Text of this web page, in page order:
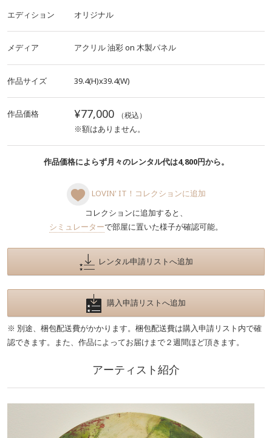
エディション オリジナル
メディア アクリル油彩on 木製パネル
作品サイズ 39.4(H)x39.4(W)
作品価格 ¥77,000 （税込）
※額はありません。
作品価格によらず月々のレンタル代は4,800円から。
LOVIN' IT！コレクションに追加
コレクションに追加すると、
シミュレーターで部屋に置いた様子が確認可能。
レンタル申請リストへ追加
購入申請リストへ追加
※ 別途、梱包配送費がかかります。梱包配送費は購入申請リスト内で確
認できます。また、作品によってお届けまで２週間ほど頂きます。
アーティスト紹介